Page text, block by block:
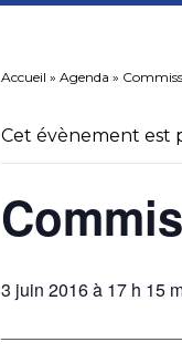
Accueil » Agenda »
Cet évènement est
3 juin 2016 à 17 h 15